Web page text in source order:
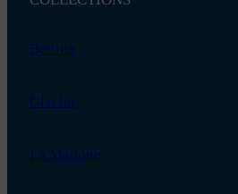
Bettina
Glacier
La Madone